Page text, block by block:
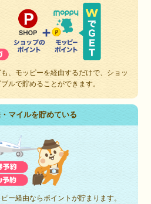
、モッピーを経由するだけで、ショッ
ルで貯めることができます。
マイルを貯めている
ー経由ならポイントが貯まります。